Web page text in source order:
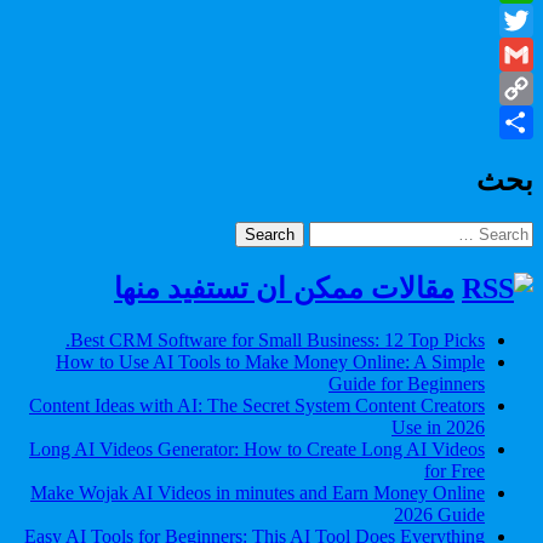
WhatsApp
Twitter
Gmail
Copy
بحث
Search
for:
مقالات ممكن ان تستفيد منها
Best CRM Software for Small Business: 12 Top Picks.
How to Use AI Tools to Make Money Online: A Simple
Guide for Beginners
Content Ideas with AI: The Secret System Content Creators
Use in 2026
Long AI Videos Generator: How to Create Long AI Videos
for Free
Make Wojak AI Videos in minutes and Earn Money Online
2026 Guide
Easy AI Tools for Beginners: This AI Tool Does Everything